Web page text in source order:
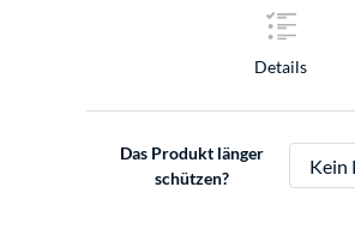
Details
Das Produkt länger
schützen?